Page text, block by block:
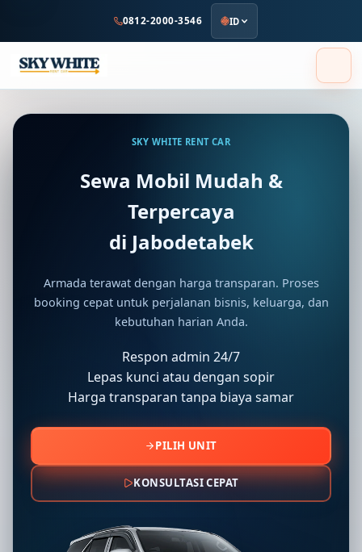
utama
0812-2000-3546 ID
Sewa Mobil Jabodetabek
SKY WHITE RENT CAR
Sewa Mobil Mudah &
Terpercaya
di Jabodetabek
Armada terawat dengan harga transparan. Proses
booking cepat untuk perjalanan bisnis, keluarga, dan
kebutuhan harian Anda.
Respon admin 24/7
Lepas kunci atau dengan sopir
Harga transparan tanpa biaya samar
PILIH UNIT
KONSULTASI CEPAT